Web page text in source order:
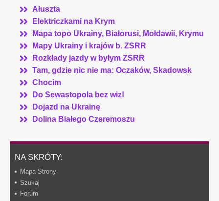
Ałuszta
Elektriczkami na Krym
Mapa topo Ukrainy, Białorusi, Mołdawii, Krymu
Mapy Ukrainy i krajów b. ZSRR
Rozkłady jazdy w byłym ZSRR
Tam, gdzie nic nie ma: Oczaków, Skadowsk
Chocim
Do Sewastopola bez wiz!
Dojazd na Ukrainę
Dolina Białego Czeremoszu
NA SKRÓTY:
Mapa Strony
Szukaj
Forum